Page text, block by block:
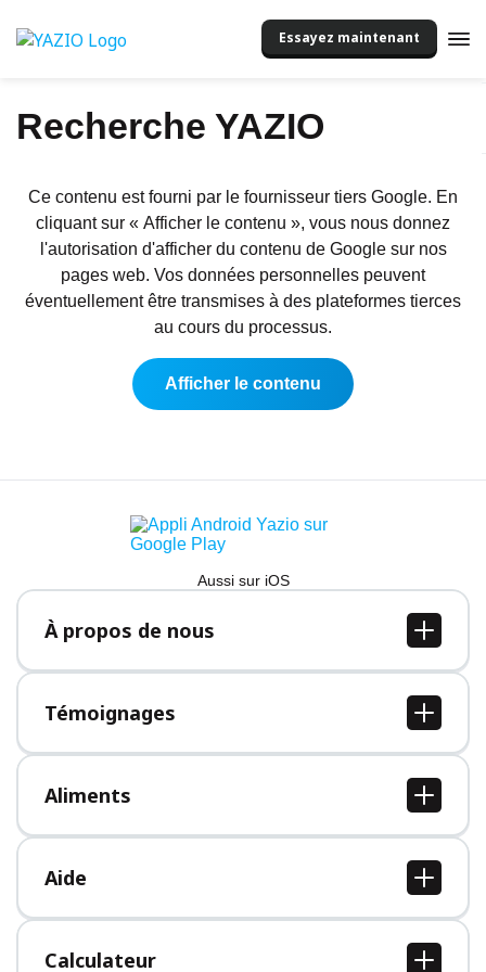
Essayez maintenant
Recherche YAZIO
Ce contenu est fourni par le fournisseur tiers Google. En
cliquant sur « Afficher le contenu », vous nous donnez
l'autorisation d'afficher du contenu de Google sur nos
pages web. Vos données personnelles peuvent
éventuellement être transmises à des plateformes tierces
au cours du processus.
Afficher le contenu
Aussi sur iOS
À propos de nous
À propos de nous
Postes
Presse
Témoignages
Tous les témoignages
Aliments
Tous les aliments
Aide
Centre d'aide
Calculateur